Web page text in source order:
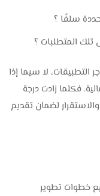
سلفًا ؟
المتطلبات ؟
لا سيما إذا
فكلما زادت درجة
لضمان تقديم
خطوات تطوير